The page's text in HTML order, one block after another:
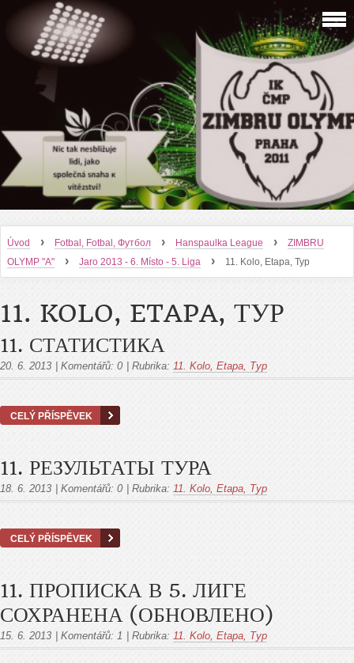
Úvod › Fotbal, Fotbal, Футбол › Hanspaulka League ›
ZIMBRU
OLYMP "A"
› Jaro 2013 - 6. Místo - 5. Liga › 11. Kolo, Etapa, Тур
11. KOLO, ETAPA, ТУР
11. СТАТИСТИКА
20. 6. 2013 Komentářů: 0 Rubrika: 11. Kolo, Etapa, Тур
CELÝ PŘÍSPĚVEK
11. РЕЗУЛЬТАТЫ ТУРА
18. 6. 2013 Komentářů: 0 Rubrika: 11. Kolo, Etapa, Тур
CELÝ PŘÍSPĚVEK
11. ПРОПИСКА В 5. ЛИГЕ
СОХРАНЕНА (ОБНОВЛЕНО)
15. 6. 2013 Komentářů: 1 Rubrika: 11. Kolo, Etapa, Тур